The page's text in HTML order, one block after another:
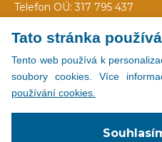
Tato stránka
Tento web používá k
soubory cookies. Více
používání cookies.
Telefon OÚ: 317 795 437
Všechny kontakty